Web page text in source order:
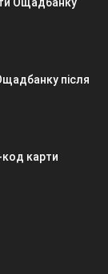
після
код карти